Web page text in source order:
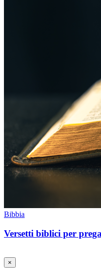
Bibbia
Versetti biblici per
×